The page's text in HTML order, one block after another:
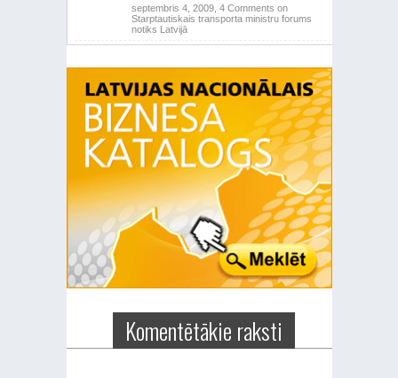
septembris 4, 2009, 4 Comments on
Starptautiskais transporta ministru forums
notiks Latvijā
Komentētākie raksti